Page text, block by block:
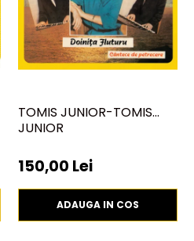
TOMIS JUNIOR-TOMIS
JUNIOR
150,00 Lei
ADAUGA IN COS